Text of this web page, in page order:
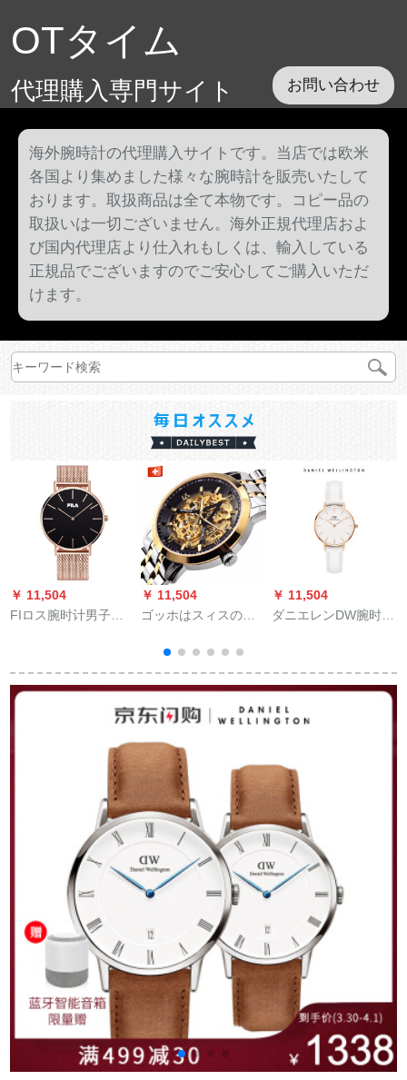
OTタイム
代理購入専門サイト お問い合わせ
海外腕時計の代理購入サイトです。当店では欧米
各国より集めました様々な腕時計を販売いたして
おります。取扱商品は全て本物です。コピー品の
取扱いは一切ございません。海外正規代理店およ
び国内代理店より仕入れもしくは、輸入している
正規品でございますのでご安心してご購入いただ
けます。
￥ 11,504
FIロス腕时计男子金
素化简素化
￥ 11,504
ゴッホはスィスのブ
刻の機械の時計の男
の時計の抽出するシ
リズの夜光防水のフ
ァンシ—ビディオの
皿の鋼帯F 329 D.1 A
￥ 11,504
ダニエレンDW腕时计
イトディディディデ
ィ、ミッチェル学生
用腕时计DW